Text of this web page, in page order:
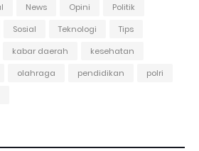
News Opini
Politik
Sosial Teknologi
Tips
kabar daerah
kesehatan
olahraga pendidikan
polri